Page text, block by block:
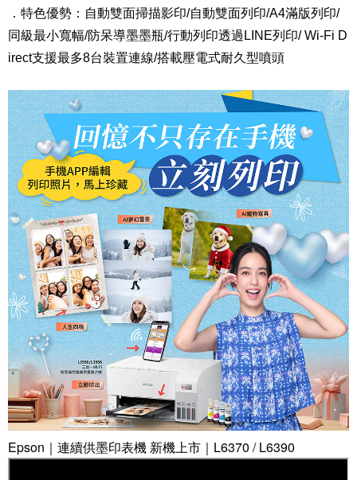
．特色優勢：自動雙面掃描影印/自動雙面列印/A4滿版列印/
同級最小寬幅/防呆導墨墨瓶/行動列印透過LINE列印/ Wi-Fi D
irect支援最多8台裝置連線/搭載壓電式耐久型噴頭
Epson｜連續供墨印表機 新機上市｜L6370 / L6390